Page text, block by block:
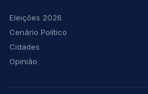
Eleições 2026
Cenário Político
Cidades
Opinião